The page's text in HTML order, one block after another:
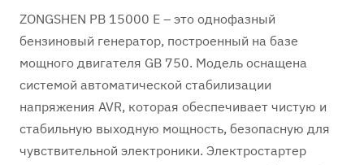
ZONGSHEN PB 15000 E – это однофазный
бензиновый генератор, построенный на базе
мощного двигателя GB 750. Модель оснащена
системой автоматической стабилизации
напряжения AVR, которая обеспечивает чистую и
стабильную выходную мощность, безопасную для
чувствительной электроники. Электростартер